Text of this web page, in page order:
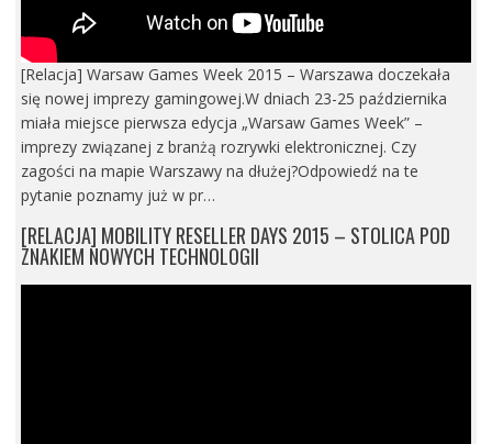
[Relacja] Warsaw Games Week 2015 – Warszawa doczekała
się nowej imprezy gamingowej.W dniach 23-25 października
miała miejsce pierwsza edycja „Warsaw Games Week” –
imprezy związanej z branżą rozrywki elektronicznej. Czy
zagości na mapie Warszawy na dłużej?Odpowiedź na te
pytanie poznamy już w pr…
[RELACJA] MOBILITY RESELLER DAYS 2015 – STOLICA POD
ZNAKIEM NOWYCH TECHNOLOGII